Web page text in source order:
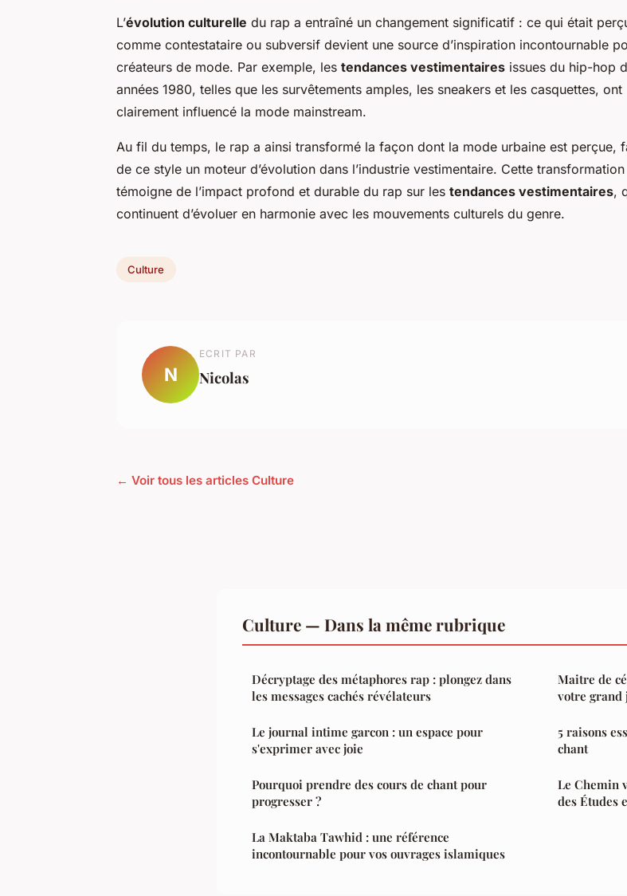
L’évolution culturelle du rap a entraîné un changement significatif : ce qui était
comme contestataire ou subversif devient une source d’inspiration incontournable
créateurs de mode. Par exemple, les tendances vestimentaires issues du hip-hop
années 1980, telles que les survêtements amples, les sneakers et les casquettes, ont
clairement influencé la mode mainstream.
Au fil du temps, le rap a ainsi transformé la façon dont la mode urbaine est perçue,
de ce style un moteur d’évolution dans l’industrie vestimentaire. Cette transformation
témoigne de l’impact profond et durable du rap sur les tendances vestimentaires,
continuent d’évoluer en harmonie avec les mouvements culturels du genre.
Culture
N
ECRIT PAR
Nicolas
← Voir tous les articles Culture
Culture — Dans la même rubrique
Décryptage des métaphores rap : plongez dans
les messages cachés révélateurs
Le journal intime garcon : un espace pour
s'exprimer avec joie
Pourquoi prendre des cours de chant pour
progresser ?
La Maktaba Tawhid : une référence
incontournable pour vos ouvrages islamiques
Maitre de
votre grand
5 raisons
chant
Le Chemin
des Études